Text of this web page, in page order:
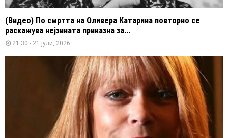
(Видео) По смртта на Оливера Катарина повторно се
раскажува нејзината приказна за...
21:30 - 21 јули, 2026